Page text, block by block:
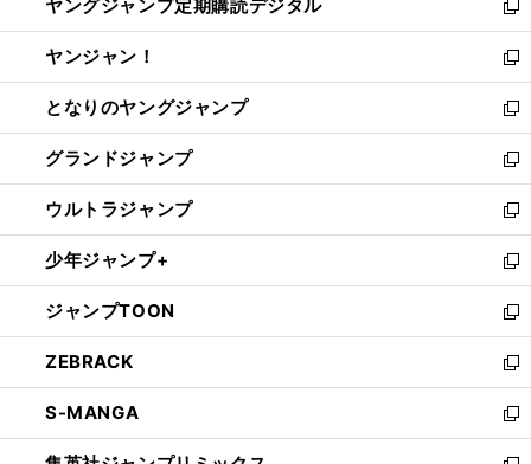
く
で
開
く
ド
ウ
で
開
く
い
ウ
ィ
ン
ド
ウ
で
開
く
ヤングジャンプ定期購読デジタル
新
し
い
ウ
ィ
ン
ド
ウ
で
開
く
ヤンジャン！
新
し
い
ウ
ィ
ン
ド
ウ
で
開
く
となりのヤングジャンプ
新
し
い
ウ
ィ
ン
ド
ウ
で
開
く
グランドジャンプ
新
し
い
ウ
ィ
ン
ド
ウ
で
開
く
ウルトラジャンプ
新
し
い
ウ
ィ
ン
ド
ウ
で
開
少年ジャンプ+
新
し
い
ウ
ィ
ン
ド
ウ
ジャンプTOON
新
し
い
ウ
ィ
ン
ZEBRACK
新
し
い
ウ
S-MANGA
新
し